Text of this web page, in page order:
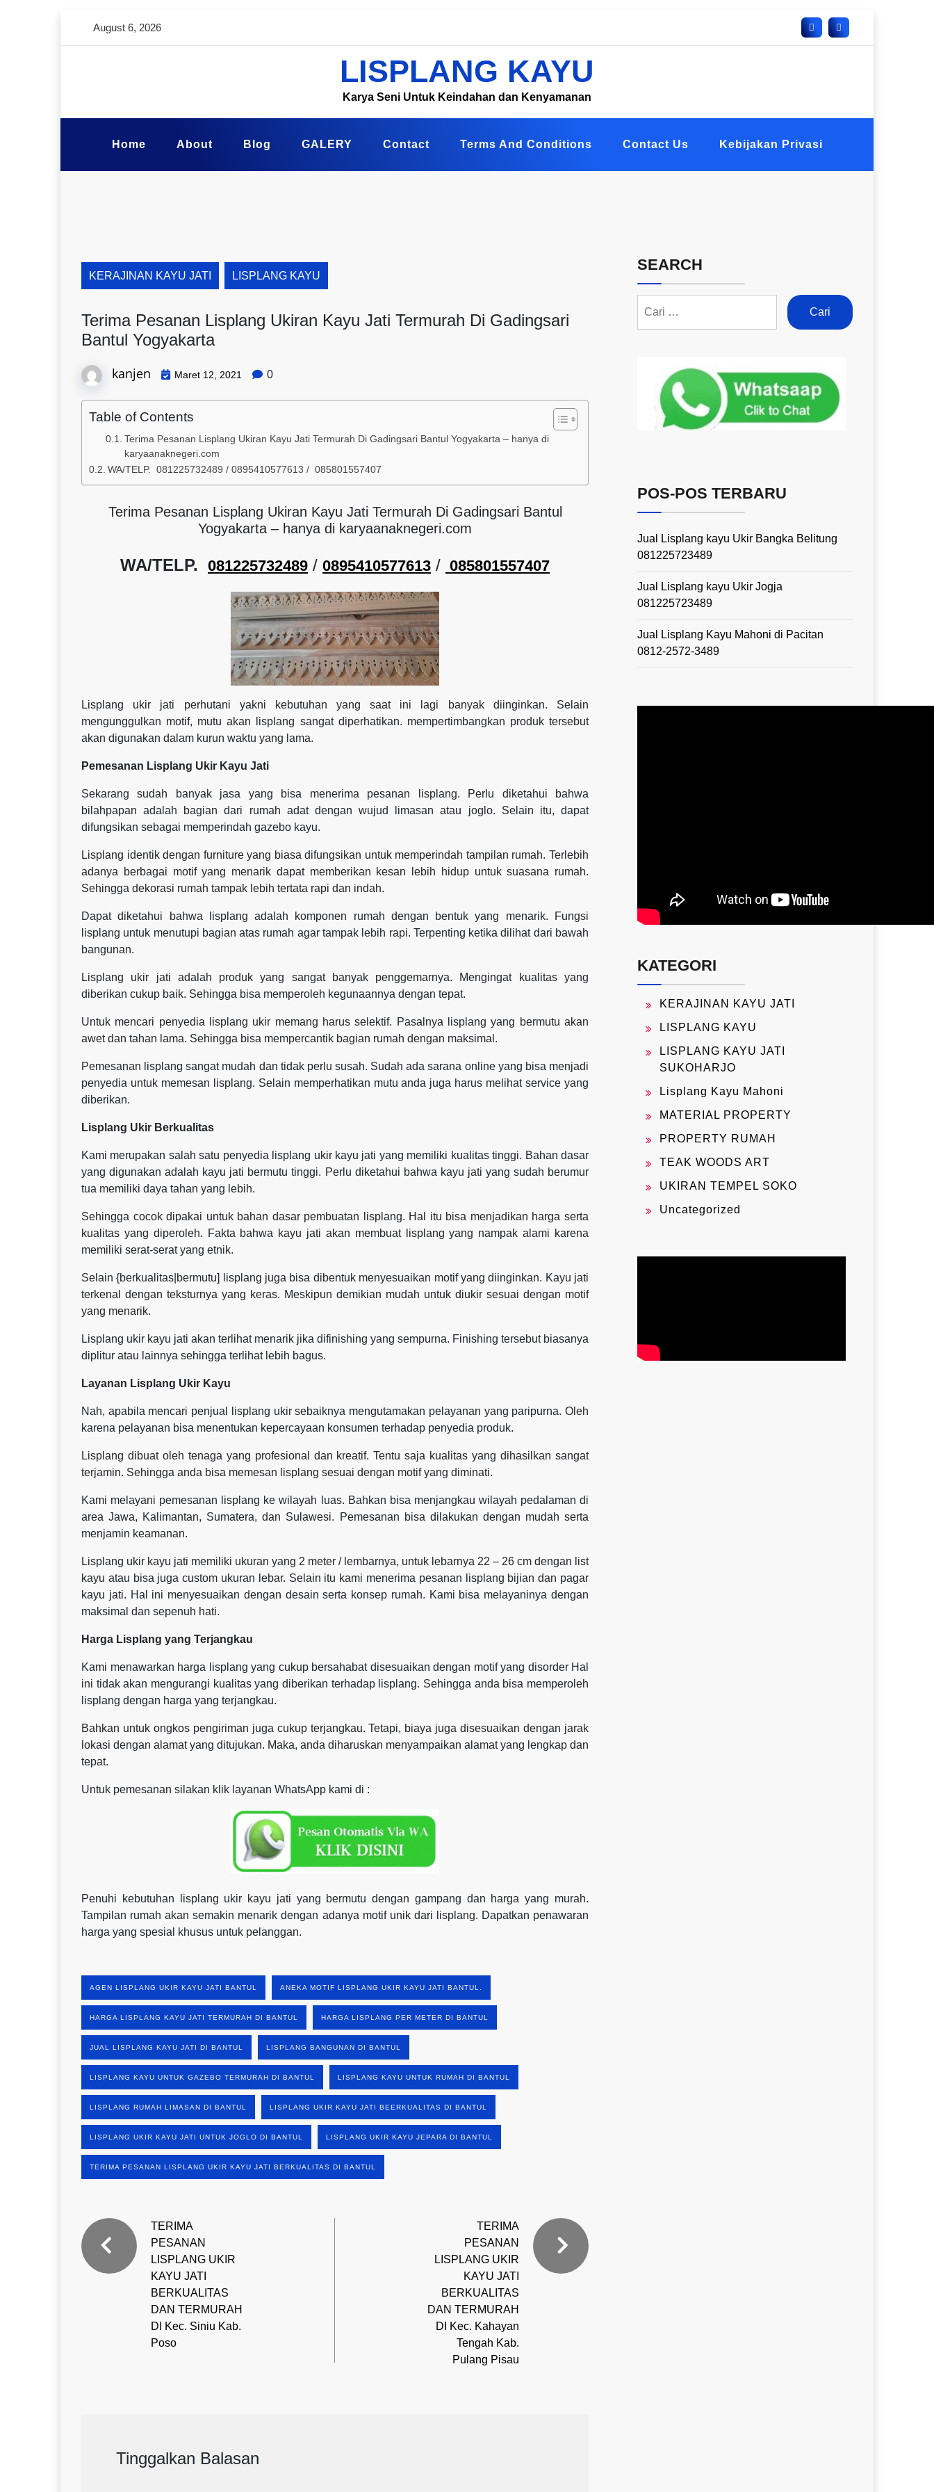
August 6, 2026
LISPLANG KAYU
Karya Seni Untuk Keindahan dan Kenyamanan
Home About Blog GALERY Contact Terms And Conditions Contact Us Kebijakan Privasi
KERAJINAN KAYU JATI LISPLANG KAYU
Terima Pesanan Lisplang Ukiran Kayu Jati Termurah Di Gadingsari
Bantul Yogyakarta
kanjen Maret 12, 2021 0
Table of Contents
Terima Pesanan Lisplang Ukiran Kayu Jati Termurah Di Gadingsari Bantul Yogyakarta – hanya di
karyaanaknegeri.com
WA/TELP. 081225732489 / 0895410577613 / 085801557407
Terima Pesanan Lisplang Ukiran Kayu Jati Termurah Di Gadingsari Bantul
Yogyakarta – hanya di karyaanaknegeri.com
WA/TELP. 081225732489 / 0895410577613 / 085801557407
Lisplang ukir jati perhutani yakni kebutuhan yang saat ini lagi banyak diinginkan. Selain
mengunggulkan motif, mutu akan lisplang sangat diperhatikan. mempertimbangkan produk tersebut
akan digunakan dalam kurun waktu yang lama.
Pemesanan Lisplang Ukir Kayu Jati
Sekarang sudah banyak jasa yang bisa menerima pesanan lisplang. Perlu diketahui bahwa
bilahpapan adalah bagian dari rumah adat dengan wujud limasan atau joglo. Selain itu, dapat
difungsikan sebagai memperindah gazebo kayu.
Lisplang identik dengan furniture yang biasa difungsikan untuk memperindah tampilan rumah. Terlebih
adanya berbagai motif yang menarik dapat memberikan kesan lebih hidup untuk suasana rumah.
Sehingga dekorasi rumah tampak lebih tertata rapi dan indah.
Dapat diketahui bahwa lisplang adalah komponen rumah dengan bentuk yang menarik. Fungsi
lisplang untuk menutupi bagian atas rumah agar tampak lebih rapi. Terpenting ketika dilihat dari bawah
bangunan.
Lisplang ukir jati adalah produk yang sangat banyak penggemarnya. Mengingat kualitas yang
diberikan cukup baik. Sehingga bisa memperoleh kegunaannya dengan tepat.
Untuk mencari penyedia lisplang ukir memang harus selektif. Pasalnya lisplang yang bermutu akan
awet dan tahan lama. Sehingga bisa mempercantik bagian rumah dengan maksimal.
Pemesanan lisplang sangat mudah dan tidak perlu susah. Sudah ada sarana online yang bisa menjadi
penyedia untuk memesan lisplang. Selain memperhatikan mutu anda juga harus melihat service yang
diberikan.
Lisplang Ukir Berkualitas
Kami merupakan salah satu penyedia lisplang ukir kayu jati yang memiliki kualitas tinggi. Bahan dasar
yang digunakan adalah kayu jati bermutu tinggi. Perlu diketahui bahwa kayu jati yang sudah berumur
tua memiliki daya tahan yang lebih.
Sehingga cocok dipakai untuk bahan dasar pembuatan lisplang. Hal itu bisa menjadikan harga serta
kualitas yang diperoleh. Fakta bahwa kayu jati akan membuat lisplang yang nampak alami karena
memiliki serat-serat yang etnik.
Selain {berkualitas|bermutu] lisplang juga bisa dibentuk menyesuaikan motif yang diinginkan. Kayu jati
terkenal dengan teksturnya yang keras. Meskipun demikian mudah untuk diukir sesuai dengan motif
yang menarik.
Lisplang ukir kayu jati akan terlihat menarik jika difinishing yang sempurna. Finishing tersebut biasanya
diplitur atau lainnya sehingga terlihat lebih bagus.
Layanan Lisplang Ukir Kayu
Nah, apabila mencari penjual lisplang ukir sebaiknya mengutamakan pelayanan yang paripurna. Oleh
karena pelayanan bisa menentukan kepercayaan konsumen terhadap penyedia produk.
Lisplang dibuat oleh tenaga yang profesional dan kreatif. Tentu saja kualitas yang dihasilkan sangat
terjamin. Sehingga anda bisa memesan lisplang sesuai dengan motif yang diminati.
Kami melayani pemesanan lisplang ke wilayah luas. Bahkan bisa menjangkau wilayah pedalaman di
area Jawa, Kalimantan, Sumatera, dan Sulawesi. Pemesanan bisa dilakukan dengan mudah serta
menjamin keamanan.
Lisplang ukir kayu jati memiliki ukuran yang 2 meter / lembarnya, untuk lebarnya 22 – 26 cm dengan list
kayu atau bisa juga custom ukuran lebar. Selain itu kami menerima pesanan lisplang bijian dan pagar
kayu jati. Hal ini menyesuaikan dengan desain serta konsep rumah. Kami bisa melayaninya dengan
maksimal dan sepenuh hati.
Harga Lisplang yang Terjangkau
Kami menawarkan harga lisplang yang cukup bersahabat disesuaikan dengan motif yang disorder Hal
ini tidak akan mengurangi kualitas yang diberikan terhadap lisplang. Sehingga anda bisa memperoleh
lisplang dengan harga yang terjangkau.
Bahkan untuk ongkos pengiriman juga cukup terjangkau. Tetapi, biaya juga disesuaikan dengan jarak
lokasi dengan alamat yang ditujukan. Maka, anda diharuskan menyampaikan alamat yang lengkap dan
tepat.
Untuk pemesanan silakan klik layanan WhatsApp kami di :
Penuhi kebutuhan lisplang ukir kayu jati yang bermutu dengan gampang dan harga yang murah.
Tampilan rumah akan semakin menarik dengan adanya motif unik dari lisplang. Dapatkan penawaran
harga yang spesial khusus untuk pelanggan.
AGEN LISPLANG UKIR KAYU JATI BANTUL ANEKA MOTIF LISPLANG UKIR KAYU JATI BANTUL.
HARGA LISPLANG KAYU JATI TERMURAH DI BANTUL HARGA LISPLANG PER METER DI BANTUL
JUAL LISPLANG KAYU JATI DI BANTUL LISPLANG BANGUNAN DI BANTUL
LISPLANG KAYU UNTUK GAZEBO TERMURAH DI BANTUL LISPLANG KAYU UNTUK RUMAH DI BANTUL
LISPLANG RUMAH LIMASAN DI BANTUL LISPLANG UKIR KAYU JATI BEERKUALITAS DI BANTUL
LISPLANG UKIR KAYU JATI UNTUK JOGLO DI BANTUL LISPLANG UKIR KAYU JEPARA DI BANTUL
TERIMA PESANAN LISPLANG UKIR KAYU JATI BERKUALITAS DI BANTUL
TERIMA
PESANAN
LISPLANG UKIR
KAYU JATI
BERKUALITAS
DAN TERMURAH
DI Kec. Siniu Kab.
Poso
TERIMA
PESANAN
LISPLANG UKIR
KAYU JATI
BERKUALITAS
DAN TERMURAH
DI Kec. Kahayan
Tengah Kab.
Pulang Pisau
Tinggalkan Balasan
SEARCH
POS-POS TERBARU
Jual Lisplang kayu Ukir Bangka Belitung
081225723489
Jual Lisplang kayu Ukir Jogja
081225723489
Jual Lisplang Kayu Mahoni di Pacitan
0812-2572-3489
KATEGORI
KERAJINAN KAYU JATI
LISPLANG KAYU
LISPLANG KAYU JATI
SUKOHARJO
Lisplang Kayu Mahoni
MATERIAL PROPERTY
PROPERTY RUMAH
TEAK WOODS ART
UKIRAN TEMPEL SOKO
Uncategorized